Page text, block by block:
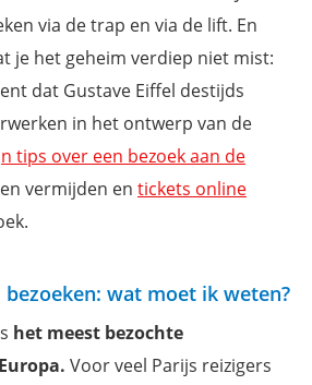
via de trap en via de lift. En
je het geheim verdiep niet mist:
dat Gustave Eiffel destijds
in het ontwerp van de
tips over een bezoek aan de
vermijden en tickets online
bezoeken: wat moet ik weten?
het meest bezochte
Voor veel Parijs reizigers